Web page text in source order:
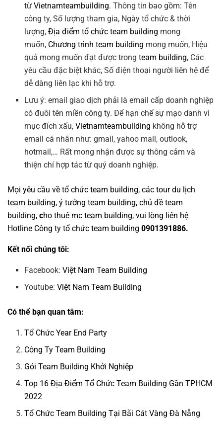
từVietnamteambuilding. Thông tin bao gồm: Tên
công ty, Số lượng tham gia, Ngày tổ chức & thời
lượng,Địa điểm tổ chức team building mong
muốn, Chương trình team building mong muốn, Hiệu
quả mong muốn đạt được trongteam building, Các
yêu cầu đặc biệt khác, Số điện thoại người liên hệ để
dễ dàng liên lạc khi hỗ trợ.
Lưu ý: email giao dịch phải là email cấp doanh nghiệp
có đuôi tên miền công ty. Để hạn chế sự mạo danh vì
mục đích xấu,Vietnamteambuilding không hỗ trợ
email cá nhân như: gmail, yahoo mail, outlook,
hotmail,… Rất mong nhận được sự thông cảm và
thiện chí hợp tác từ quý doanh nghiệp.
Mọi yêu cầu về tổ chức team building, các tourdu lịch
team building, ý tưởng team building, chủ đề team
building, cho thuê mc team building, vui lòng liên hệ
Hotline Công ty tổ chức team building 0901391886.
Kết nối chúng tôi:
Facebook:Việt Nam Team Building
Youtube:Việt Nam Team Building
Có thể bạn quan tâm:
Tổ Chức Year End Party
Công Ty Team Building
Gói Team Building Khởi Nghiệp
Top 16 Địa Điểm Tổ Chức Team Building Gần TPHCM
2022
Tổ Chức Team Building Tại Bãi Cát Vàng Đà Nẵng